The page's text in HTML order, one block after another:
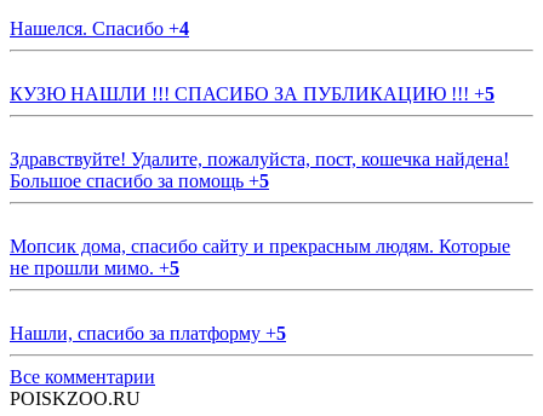
Нашелся. Спасибо +4
КУЗЮ НАШЛИ !!! СПАСИБО ЗА ПУБЛИКАЦИЮ !!! +5
Здравствуйте! Удалите, пожалуйста, пост, кошечка найдена!
Большое спасибо за помощь +5
Мопсик дома, спасибо сайту и прекрасным людям. Которые
не прошли мимо. +5
Нашли, спасибо за платформу +5
Все комментарии
POISKZOO.RU